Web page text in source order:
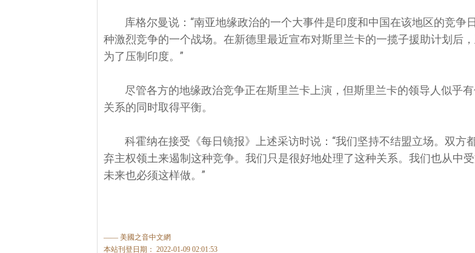
库格尔曼说：“南亚地缘政治的一个大事件是印度和中国在该地区的竞争
种激烈竞争的一个战场。在新德里最近宣布对斯里兰卡的一揽子援助计划后
为了压制印度。”
尽管各方的地缘政治竞争正在斯里兰卡上演，但斯里兰卡的领导人似乎
关系的同时取得平衡。
科霍纳在接受《每日镜报》上述采访时说：“我们坚持不结盟立场。双方
弃主权领土来遏制这种竞争。我们只是很好地处理了这种关系。我们也从中受
未来也必须这样做。”
—— 美國之音中文網
本站刊登日期： 2022-01-09 02:01:53